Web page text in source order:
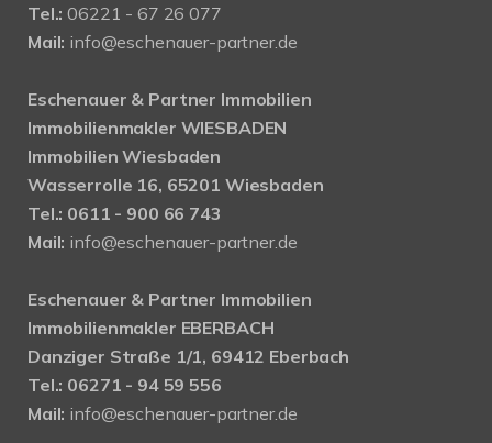
Tel.:06221 - 67 26 077
Mail: info@eschenauer-partner.de
Eschenauer & Partner Immobilien
Immobilienmakler WIESBADEN
Immobilien Wiesbaden
Wasserrolle 16, 65201 Wiesbaden
Tel.: 0611 - 900 66 743
Mail: info@eschenauer-partner.de
Eschenauer & Partner Immobilien
Immobilienmakler EBERBACH
Danziger Straße 1/1, 69412 Eberbach
Tel.: 06271 - 94 59 556
Mail: info@eschenauer-partner.de